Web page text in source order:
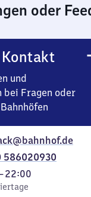
oder
und
bei Fragen oder
586020930
22:00